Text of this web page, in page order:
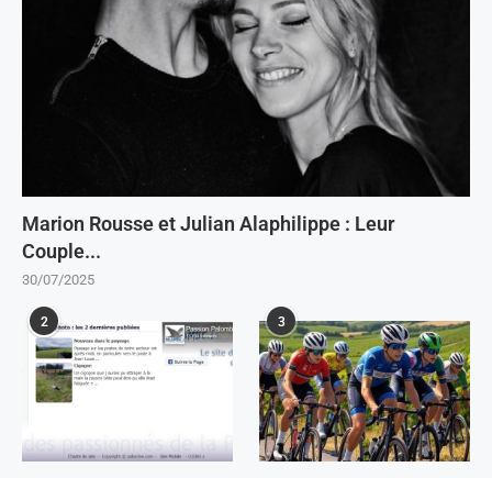
Marion Rousse et Julian Alaphilippe : Leur
Couple...
30/07/2025
2 3